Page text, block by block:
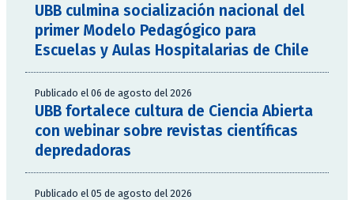
UBB culmina socialización nacional del
primer Modelo Pedagógico para
Escuelas y Aulas Hospitalarias de Chile
Publicado el 06 de agosto del 2026
UBB fortalece cultura de Ciencia Abierta
con webinar sobre revistas científicas
depredadoras
Publicado el 05 de agosto del 2026